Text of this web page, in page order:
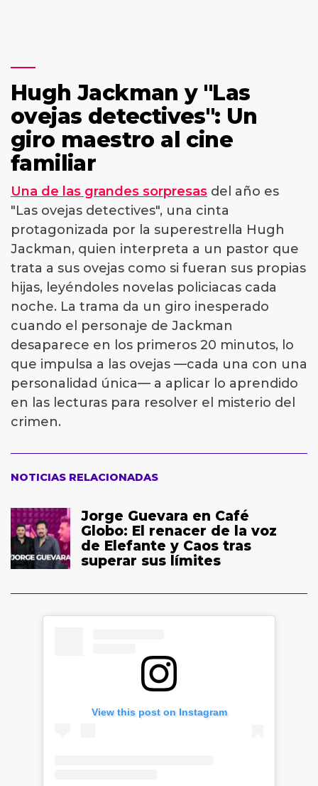
Hugh Jackman y "Las
ovejas detectives": Un
giro maestro al cine
familiar
Una de las grandes sorpresas del año es
"Las ovejas detectives", una cinta
protagonizada por la superestrella Hugh
Jackman, quien interpreta a un pastor que
trata a sus ovejas como si fueran sus propias
hijas, leyéndoles novelas policiacas cada
noche. La trama da un giro inesperado
cuando el personaje de Jackman
desaparece en los primeros 20 minutos, lo
que impulsa a las ovejas —cada una con una
personalidad única— a aplicar lo aprendido
en las lecturas para resolver el misterio del
crimen.
NOTICIAS RELACIONADAS
Jorge Guevara en Café
Globo: El renacer de la voz
de Elefante y Caos tras
superar sus límites
View this post on Instagram